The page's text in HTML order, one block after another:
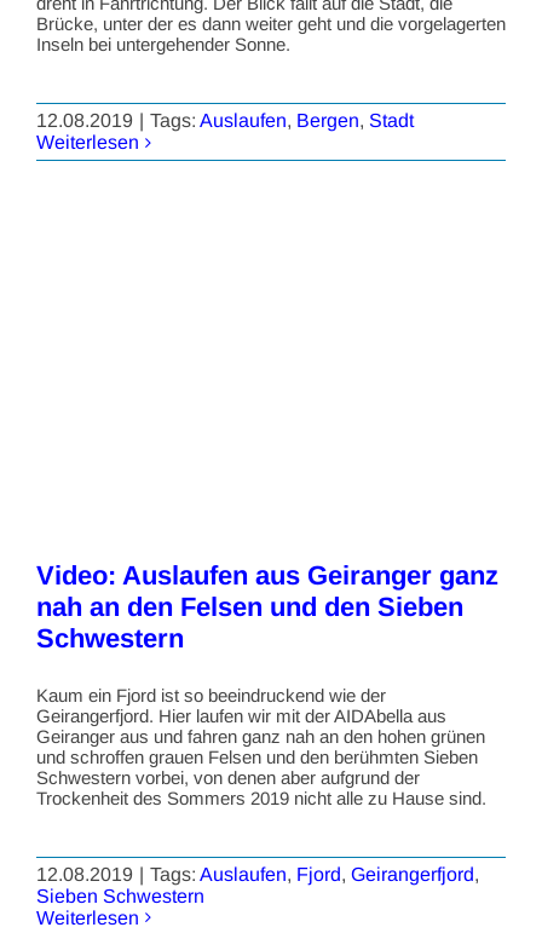
Brücke, unter der es dann weiter geht und die vorgelagerten
Inseln bei untergehender Sonne.
12.08.2019 | Tags: Auslaufen, Bergen, Stadt
Weiterlesen
Video: Auslaufen aus Geiranger ganz
nah an den Felsen und den Sieben
Schwestern
Kaum ein Fjord ist so beeindruckend wie der
Geirangerfjord. Hier laufen wir mit der AIDAbella aus
Geiranger aus und fahren ganz nah an den hohen grünen
und schroffen grauen Felsen und den berühmten Sieben
Schwestern vorbei, von denen aber aufgrund der
Trockenheit des Sommers 2019 nicht alle zu Hause sind.
12.08.2019 | Tags: Auslaufen, Fjord, Geirangerfjord,
Sieben Schwestern
Weiterlesen